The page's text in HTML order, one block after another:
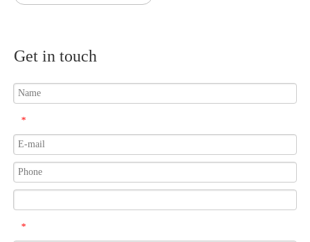
Get in touch
*
*